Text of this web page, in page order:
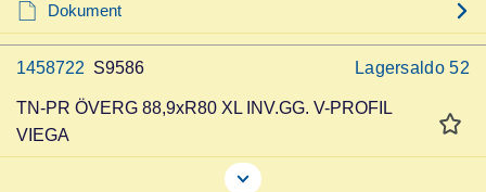
Dokument
1458722 S9586 Lagersaldo 52
TN-PR ÖVERG 88,9xR80 XL INV.GG. V-PROFIL
VIEGA